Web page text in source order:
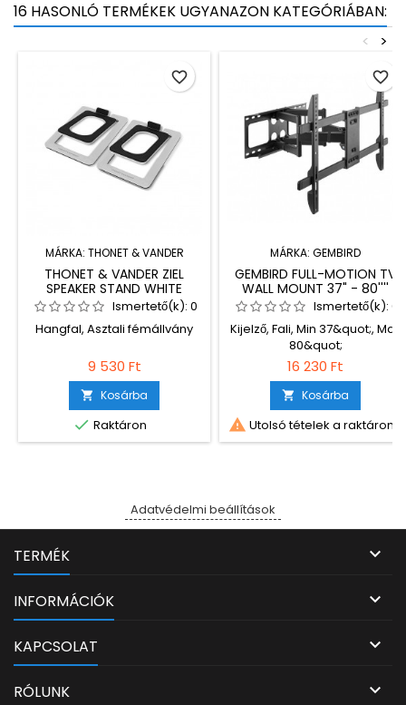
16 HASONLÓ TERMÉKEK UGYANAZON KATEGÓRIÁBAN:
>
<
MÁRKA: THONET & VANDER
THONET & VANDER ZIEL
SPEAKER STAND WHITE
Ismertető(k): 0
Hangfal, Asztali fémállvány
9 530 Ft
 Kosárba
 Raktáron
favorite_border
MÁRKA: GEMBIRD
GEMBIRD FULL-MOTION TV
WALL MOUNT 37" - 80''''
BLACKIsmertető(k): 0
Kijelző, Fali, Min 37&quot;, Max
80&quot;
16 230 Ft
 Kosárba
 Utolsó tételek a raktáron
favorite_border
Adatvédelmi beállítások
TERMÉK 
INFORMÁCIÓK 
KAPCSOLAT 
RÓLUNK 